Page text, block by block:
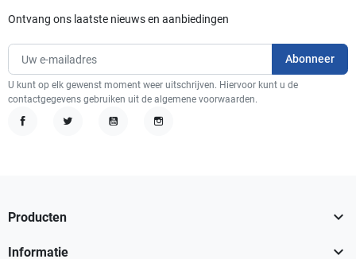
Ontvang ons laatste nieuws en aanbiedingen
U kunt op elk gewenst moment weer uitschrijven. Hiervoor kunt u de
contactgegevens gebruiken uit de algemene voorwaarden.
Producten 
Informatie 